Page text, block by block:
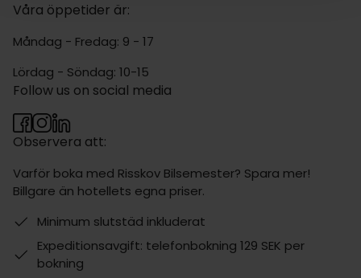
Våra öppetider är:
Måndag - Fredag: 9 - 17
Lördag - Söndag: 10-15
Observera att:
Varför boka med Risskov Bilsemester? Spara mer!
Billgare än hotellets egna priser.
Minimum slutstäd inkluderat
Expeditionsavgift: telefonbokning 129 SEK per
bokning
Follow us on social media